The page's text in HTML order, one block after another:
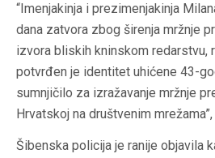
“Imenjakinja i prezimenjakinja
dana zatvora zbog širenja mržnje
izvora bliskih kninskom redarstvu,
potvrđen je identitet uhićene 43-
sumnjičilo za izražavanje mržnje
Hrvatskoj na društvenim
Šibenska policija je ranije objavila